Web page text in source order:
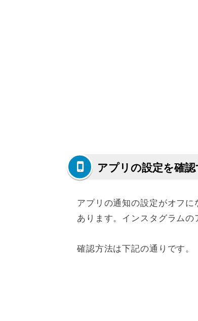
アプリの設定を確認
アプリの通知の設定がオフ
あります。インスタグラムの
確認方法は下記の通りです。